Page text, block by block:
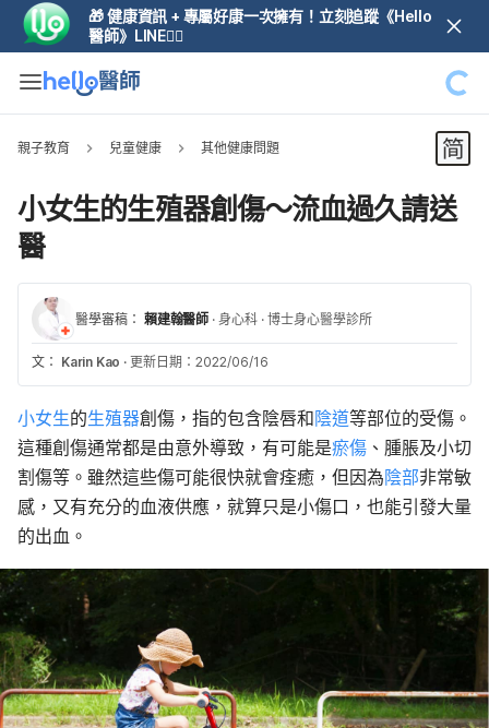
🎁 健康資訊 + 專屬好康一次擁有！立刻追蹤《Hello
醫師》LINE👆🏼
親子教育 兒童健康 其他健康問題
小女生的生殖器創傷～流血過久請送
醫
醫學審稿： 賴建翰醫師 · 身心科 · 博士身心醫學診所
文： Karin Kao · 更新日期：2022/06/16
小女生的生殖器創傷，指的包含陰唇和陰道等部位的受傷。
這種創傷通常都是由意外導致，有可能是瘀傷 、腫脹及小切
割傷等。雖然這些傷可能很快就會痊癒，但因為陰部非常敏
感，又有充分的血液供應，就算只是小傷口，也能引發大量
的出血。